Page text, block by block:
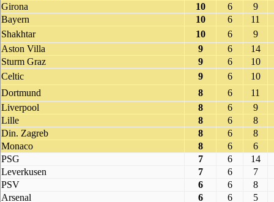
Girona
10 6
9
Bayern
10 6
11
Shakhtar
10 6
9
Aston Villa
9 6
14
Sturm Graz
9 6
10
Celtic
9 6
10
Dortmund
8 6
11
Liverpool
8 6
9
Lille
8 6
8
Din. Zagreb
8 6
8
Monaco
8 6
6
PSG
7 6
14
Leverkusen
7 6
7
PSV
6 6
8
Arsenal
6 6
5